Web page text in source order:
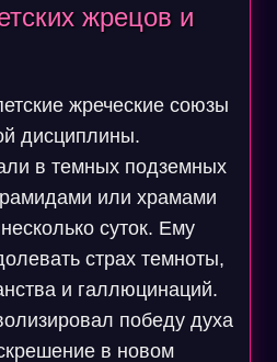
жрецов и
жреческие союзы
дисциплины.
в темных подземных
или храмами
суток. Ему
страх темноты,
и галлюцинаций.
победу духа
в новом